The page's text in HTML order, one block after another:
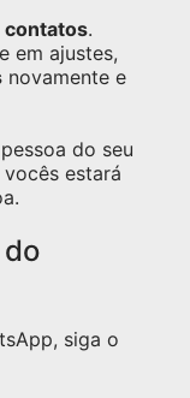
contatos.
em ajustes,
novamente e
do seu
estará
siga o